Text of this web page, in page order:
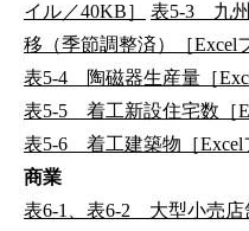
イル／40KB］
表5-3 九州
移（季節調整済）［Excel
表5-4 陶磁器生産量［
表5-5 着工新設住宅数［
表5-6 着工建築物［Excel
商業
表6-1、表6-2 大型小売店